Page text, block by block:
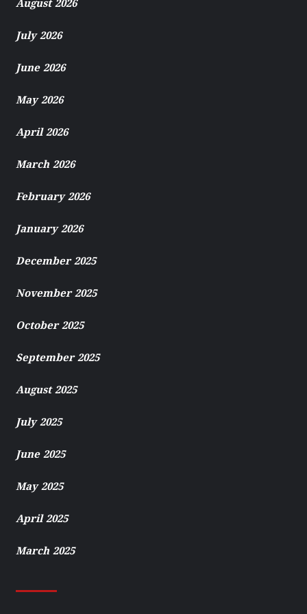
August 2026
July 2026
June 2026
May 2026
April 2026
March 2026
February 2026
January 2026
December 2025
November 2025
October 2025
September 2025
August 2025
July 2025
June 2025
May 2025
April 2025
March 2025